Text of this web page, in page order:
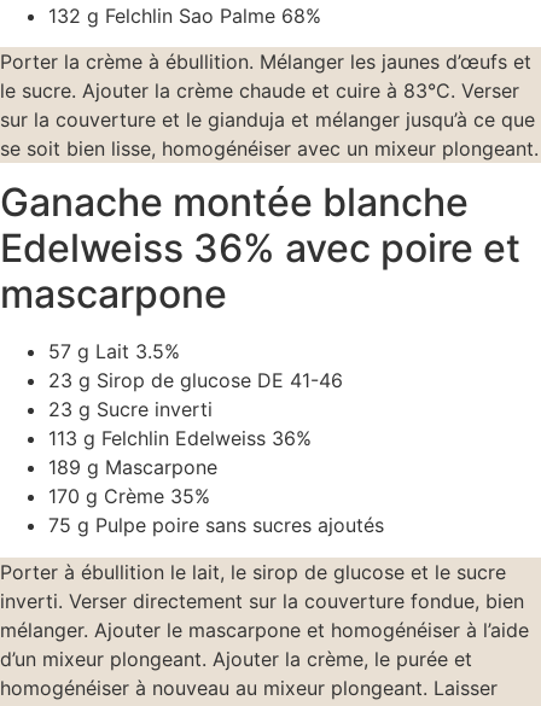
132 g Felchlin Sao Palme 68%
Porter la crème à ébullition. Mélanger les jaunes d’œufs et
le sucre. Ajouter la crème chaude et cuire à 83°C. Verser
sur la couverture et le gianduja et mélanger jusqu’à ce que
se soit bien lisse, homogénéiser avec un mixeur plongeant.
Ganache montée blanche
Edelweiss 36% avec poire et
mascarpone
57 g Lait 3.5%
23 g Sirop de glucose DE 41-46
23 g Sucre inverti
113 g Felchlin Edelweiss 36%
189 g Mascarpone
170 g Crème 35%
75 g Pulpe poire sans sucres ajoutés
Porter à ébullition le lait, le sirop de glucose et le sucre
inverti. Verser directement sur la couverture fondue, bien
mélanger. Ajouter le mascarpone et homogénéiser à l’aide
d’un mixeur plongeant. Ajouter la crème, le purée et
homogénéiser à nouveau au mixeur plongeant. Laisser